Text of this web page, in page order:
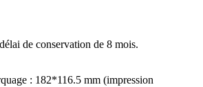
de conservation de 8 mois.
: 182*116.5 mm (impression